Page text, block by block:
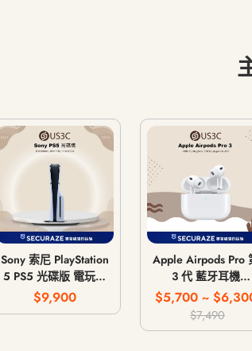
Sony 索尼 PlayStation
5 PS5 光碟版 電玩主
機 遊戲主機 CFI-
1018A / CFI-1118A /
$9,900
Apple Airpods Pro
3 代 藍牙耳機
MagSafe 無線充電
USB-C
$5,700 ~
$7,490